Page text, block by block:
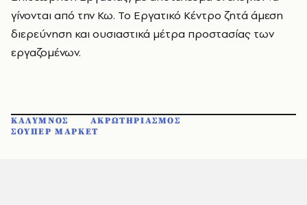
γίνονται από την Κω. Το Εργατικό Κέντρο ζητά άμεση
διερεύνηση και ουσιαστικά μέτρα προστασίας των
εργαζομένων.
ΚΑΛΥΜΝΟΣ
ΑΚΡΩΤΗΡΙΑΣΜΟΣ
ΣΟΥΠΕΡ ΜΑΡΚΕΤ